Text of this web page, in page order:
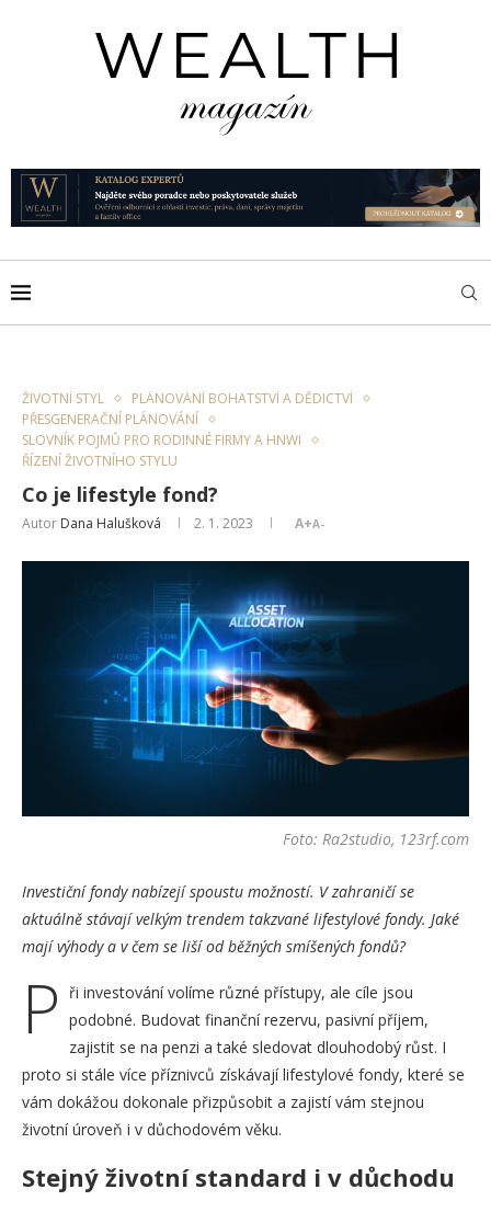
ŽIVOTNÍ STYL
PLÁNOVÁNÍ BOHATSTVÍ A DĚDICTVÍ
PŘESGENERAČNÍ PLÁNOVÁNÍ
SLOVNÍK POJMŮ PRO RODINNÉ FIRMY A HNWI
ŘÍZENÍ ŽIVOTNÍHO STYLU
Co je lifestyle fond?
Autor Dana Halušková 2. 1. 2023 A+A-
Foto: Ra2studio, 123rf.com
Investiční fondy nabízejí spoustu možností. V zahraničí se
aktuálně stávají velkým trendem takzvané lifestylové fondy. Jaké
mají výhody a v čem se liší od běžných smíšených fondů?
P
ři investování volíme různé přístupy, ale cíle jsou
podobné. Budovat finanční rezervu, pasivní příjem,
zajistit se na penzi a také sledovat dlouhodobý růst. I
proto si stále více příznivců získávají lifestylové fondy, které se
vám dokážou dokonale přizpůsobit a zajistí vám stejnou
životní úroveň i v důchodovém věku.
Stejný životní standard i v důchodu